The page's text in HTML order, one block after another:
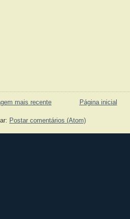
mais recente Página inicial
Postar comentários (Atom)